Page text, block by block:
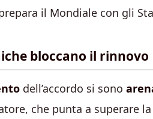
il Mondiale con gli
bloccano il rinnovo
dell’accordo si sono
che punta a superare